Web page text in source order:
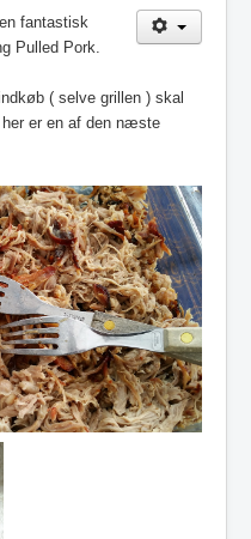
fantastisk
Pulled Pork.
( selve grillen ) skal
er en af den næste